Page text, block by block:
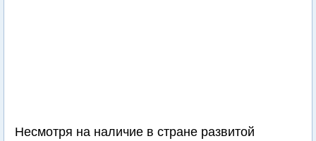
Несмотря на наличие в стране развитой